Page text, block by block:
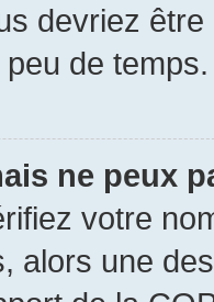
devriez
de temps.
ne peux
votre
alors une